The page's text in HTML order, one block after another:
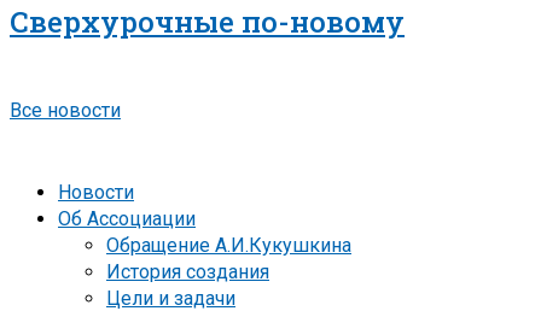
Сверхурочные по-новому
Все новости
Новости
Об Ассоциации
Обращение А.И.Кукушкина
История создания
Цели и задачи